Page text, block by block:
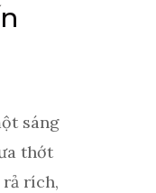
sáng
thớt
rích,